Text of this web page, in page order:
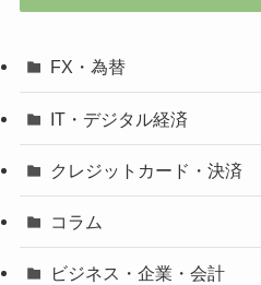
FX・為替
IT・デジタル経済
クレジットカード・決済
コラム
ビジネス・企業・会計